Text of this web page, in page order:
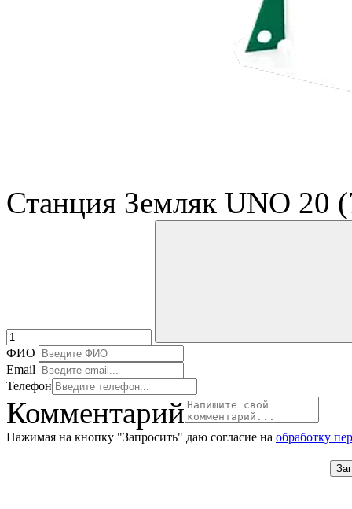
Станция Земляк UNO 20
ФИО
Email
Телефон
Комментарий
Нажимая на кнопку "Запросить" даю согласие на обработку